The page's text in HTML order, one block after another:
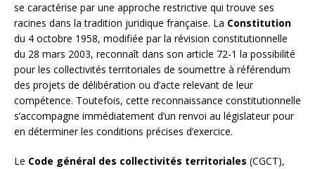
se caractérise par une approche restrictive qui trouve ses
racines dans la tradition juridique française. La Constitution
du 4 octobre 1958, modifiée par la révision constitutionnelle
du 28 mars 2003, reconnaît dans son article 72-1 la possibilité
pour les collectivités territoriales de soumettre à référendum
des projets de délibération ou d’acte relevant de leur
compétence. Toutefois, cette reconnaissance constitutionnelle
s’accompagne immédiatement d’un renvoi au législateur pour
en déterminer les conditions précises d’exercice.
Le Code général des collectivités territoriales (CGCT),